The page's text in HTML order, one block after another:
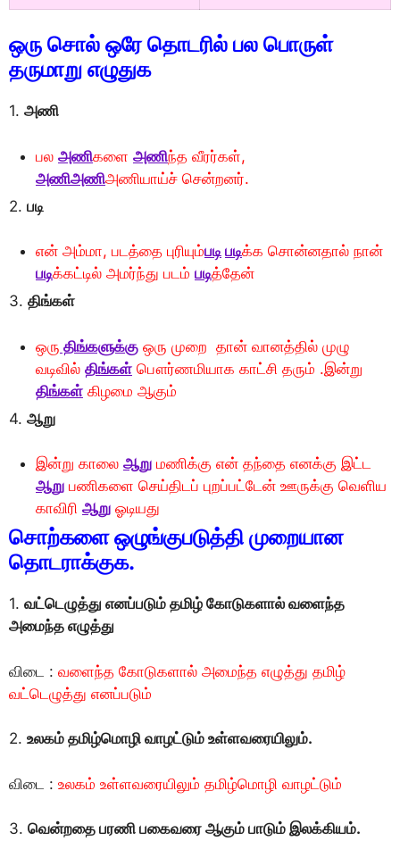
ஒரு சொல் ஒரே தொடரில் பல பொருள்
தருமாறு எழுதுக
1. அணி
பல அணிகளை அணிந்த வீரர்கள்,
அணிஅணிஅணியாய்ச் சென்றனர்.
2. படி
என் அம்மா, படத்தை புரியும்படி படிக்க சொன்னதால் நான்
படிக்கட்டில் அமர்ந்து படம் படித்தேன்
3. திங்கள்
ஒரு திங்களுக்கு ஒரு முறை தான் வானத்தில் முழு
வடிவில் திங்கள் பௌர்ணமியாக காட்சி தரும் .இன்று
திங்கள் கிழமை ஆகும்
4. ஆறு
இன்று காலை ஆறு மணிக்கு என் தந்தை எனக்கு இட்ட
ஆறு பணிகளை செய்திடப் புறப்பட்டேன் ஊருக்கு வெளிய
காவிரி ஆறு ஓடியது
சொற்களை ஒழுங்குபடுத்தி முறையான
தொடராக்குக.
1. வட்டெழுத்து எனப்படும் தமிழ் கோடுகளால் வளைந்த
அமைந்த எழுத்து
விடை : வளைந்த கோடுகளால் அமைந்த எழுத்து தமிழ்
வட்டெழுத்து எனப்படும்
2. உலகம் தமிழ்மொழி வாழட்டும் உள்ளவரையிலும்.
விடை : உலகம் உள்ளவரையிலும் தமிழ்மொழி வாழட்டும்
3. வென்றதை பரணி பகைவரை ஆகும் பாடும் இலக்கியம்.